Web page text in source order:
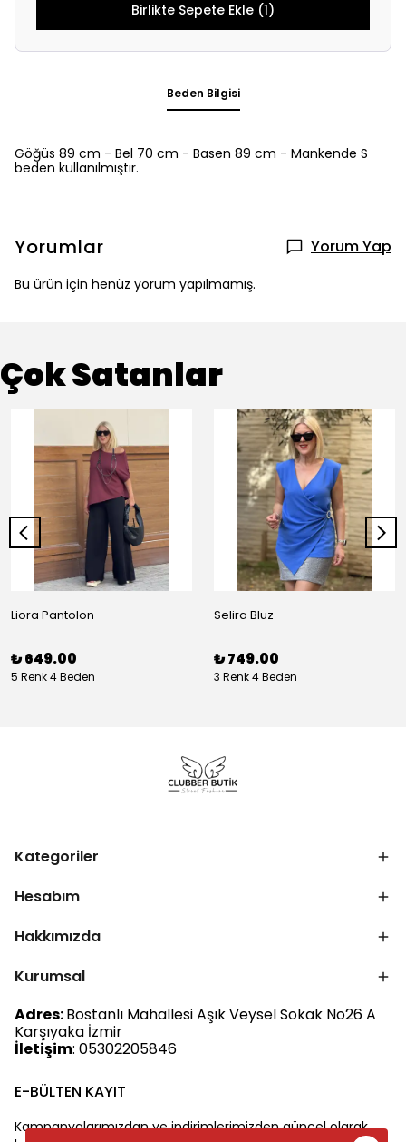
Birlikte Sepete Ekle (1)
Beden Bilgisi
Göğüs 89 cm - Bel 70 cm - Basen 89 cm - Mankende S
beden kullanılmıştır.
Yorumlar Yorum Yap
Bu ürün için henüz yorum yapılmamış.
Çok Satanlar
Liora Pantolon
₺ 649.00
5 Renk 4 Beden
Selira Bluz
₺ 749.00
3 Renk 4 Beden
Kategoriler
Hesabım
Hakkımızda
Kurumsal
Adres:Bostanlı Mahallesi Aşık Veysel Sokak No26 A
Karşıyaka İzmir
İletişim: 05302205846
E-BÜLTEN KAYIT
Kampanyalarımızdan ve indirimlerimizden güncel olarak